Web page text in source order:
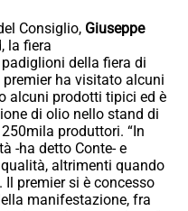
Consiglio, Giuseppe
la fiera
della fiera di
premier ha visitato alcuni
alcuni prodotti tipici ed è
di olio nello stand di
produttori. “In
-ha detto Conte- e
altrimenti quando
premier si è concesso
manifestazione, fra